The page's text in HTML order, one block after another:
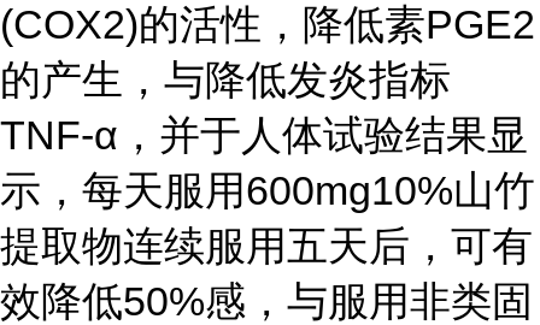
(COX2)的活性，降低素PGE2
的产生，与降低发炎指标
TNF-α，并于人体试验结果显
示，每天服用600mg10%山竹
提取物连续服用五天后，可有
效降低50%感，与服用非类固